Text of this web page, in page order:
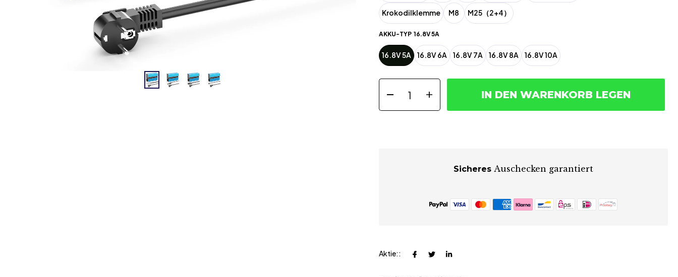
Krokodilklemme M8 M25（2+4）
AKKU-TYP 16.8V 5A
16.8V 5A 16.8V 6A 16.8V 7A 16.8V 8A 16.8V 10A
IN DEN WARENKORB LEGEN
Sicheres Auschecken garantiert
Aktie::